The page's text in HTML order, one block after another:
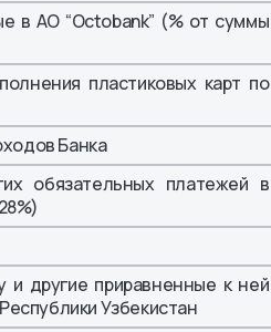
в АО “Octobank” (% от суммы
пластиковых карт по
Банка
обязательных платежей в
и другие приравненные к ней
Узбекистан